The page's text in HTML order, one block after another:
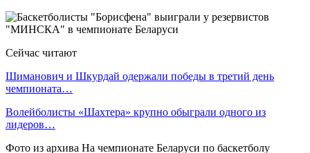
Сейчас читают
Шиманович и Шкурдай одержали победы в третий день
чемпионата…
Волейболисты «Шахтера» крупно обыграли одного из
лидеров…
Фото из архива На чемпионате Беларуси по баскетболу